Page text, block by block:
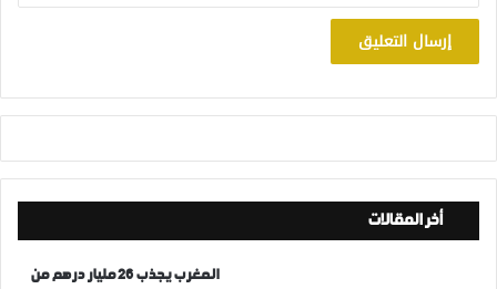
أخر المقالات
المغرب يجذب 26 مليار درهم من